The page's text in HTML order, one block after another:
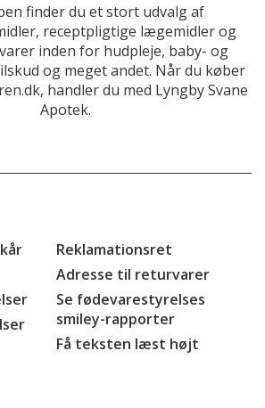
finder du et stort udvalg af
receptpligtige lægemidler og
inden for hudpleje, baby- og
og meget andet. Når du køber
handler du med Lyngby Svane
Apotek.
Reklamationsret
Adresse til returvarer
Se fødevarestyrelses
smiley-rapporter
Få teksten læst højt